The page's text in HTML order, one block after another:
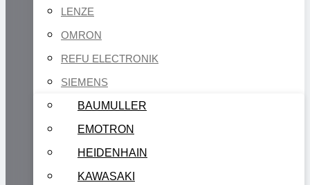
LENZE
OMRON
REFU ELECTRONIK
SIEMENS
BAUMULLER
EMOTRON
HEIDENHAIN
KAWASAKI